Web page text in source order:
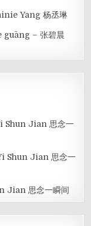
Yang 杨丞琳
– 张碧晨
Shun Jian 思念一
Shun Jian 思念一
Jian 思念一瞬间